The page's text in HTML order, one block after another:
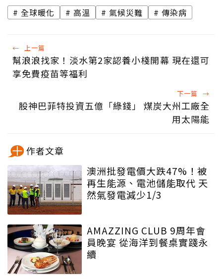
全球暖化 高溫 氣候災難 傳染病
← 上一篇
幫浪浪找家！淡水第2家認養小棧開幕 現在還可
享免費疫苗等福利
下一篇 →
股神巴菲特投資五億「綠錢」 煤炭大州工廠全
用太陽能
作者文章
澳洲批發電價大跌47%！被
再生能源、電池儲能取代 天
然氣發電減少1/3
AMAZZING CLUB 9周年會
員晚宴 從海洋到餐桌實踐永
續